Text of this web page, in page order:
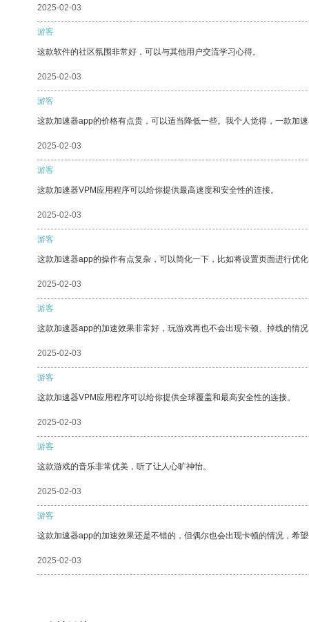
2025-02-03
游客
这款软件的社区氛围非常好，可以与其他用户交流学习心得。
2025-02-03
游客
这款加速器app的价格有点贵，可以适当降低一些。我个人觉得，一款加
2025-02-03
游客
这款加速器VPM应用程序可以给你提供最高速度和安全性的连接。
2025-02-03
游客
这款加速器app的操作有点复杂，可以简化一下，比如将设置页面进行优化
2025-02-03
游客
这款加速器app的加速效果非常好，玩游戏再也不会出现卡顿、掉线的情
2025-02-03
游客
这款加速器VPM应用程序可以给你提供全球覆盖和最高安全性的连接。
2025-02-03
游客
这款游戏的音乐非常优美，听了让人心旷神怡。
2025-02-03
游客
这款加速器app的加速效果还是不错的，但偶尔也会出现卡顿的情况，希望
2025-02-03